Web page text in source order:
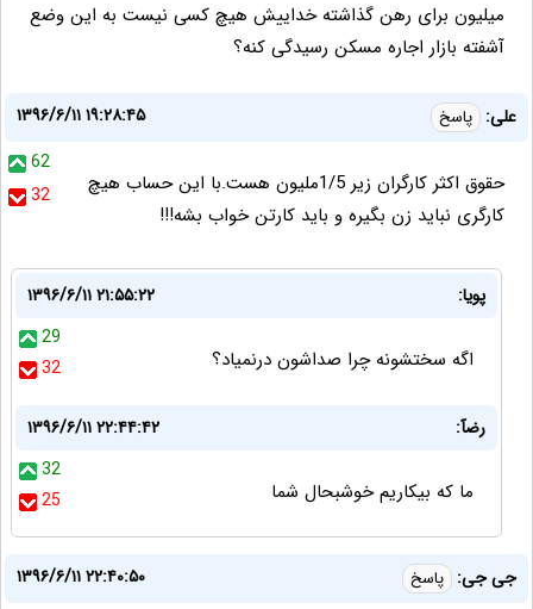
میلیون برای رهن گذاشته خداییش هیچ کسی نیست به این وضع
آشفته بازار اجاره مسکن رسیدگی کنه؟
علی: پاسخ
۱۳۹۶/۶/۱۱ ۱۹:۲۸:۴۵
62
32
حقوق اکثر کارگران زیر 1/5ملیون هست.با این حساب هیچ
کارگری نباید زن بگیره و باید کارتن خواب بشه!!!
پویا:
۱۳۹۶/۶/۱۱ ۲۱:۵۵:۲۲
29
32
اگه سختشونه چرا صداشون درنمیاد؟
رضآ:
۱۳۹۶/۶/۱۱ ۲۲:۴۴:۴۲
32
25
ما که بیکاریم خوشبحال شما
جی جی: پاسخ
۱۳۹۶/۶/۱۱ ۲۲:۴۰:۵۰